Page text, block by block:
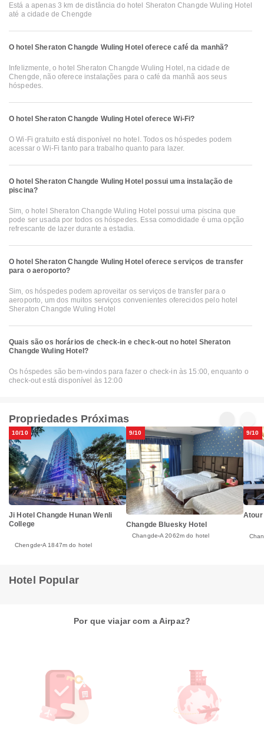
Está a apenas 3 km de distância do hotel Sheraton Changde Wuling Hotel
até a cidade de Chengde
O hotel Sheraton Changde Wuling Hotel oferece café da manhã?
Infelizmente, o hotel Sheraton Changde Wuling Hotel, na cidade de
Chengde, não oferece instalações para o café da manhã aos seus
hóspedes.
O hotel Sheraton Changde Wuling Hotel oferece Wi-Fi?
O Wi-Fi gratuito está disponível no hotel. Todos os hóspedes podem
acessar o Wi-Fi tanto para trabalho quanto para lazer.
O hotel Sheraton Changde Wuling Hotel possui uma instalação de
piscina?
Sim, o hotel Sheraton Changde Wuling Hotel possui uma piscina que
pode ser usada por todos os hóspedes. Essa comodidade é uma opção
refrescante de lazer durante a estadia.
O hotel Sheraton Changde Wuling Hotel oferece serviços de transfer
para o aeroporto?
Sim, os hóspedes podem aproveitar os serviços de transfer para o
aeroporto, um dos muitos serviços convenientes oferecidos pelo hotel
Sheraton Changde Wuling Hotel
Quais são os horários de check-in e check-out no hotel Sheraton
Changde Wuling Hotel?
Os hóspedes são bem-vindos para fazer o check-in às 15:00, enquanto o
check-out está disponível às 12:00
Propriedades Próximas
10/10
Ji Hotel Changde Hunan Wenli
College
Chengde A 1847m do hotel
9/10
Changde Bluesky Hotel
Changde A 2062m do hotel
9/10
Atour
Hotel Popular
Por que viajar com a Airpaz?